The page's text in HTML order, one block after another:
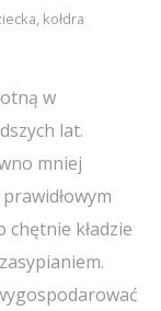
, kołdra
w
lat.
mniej
kładzie